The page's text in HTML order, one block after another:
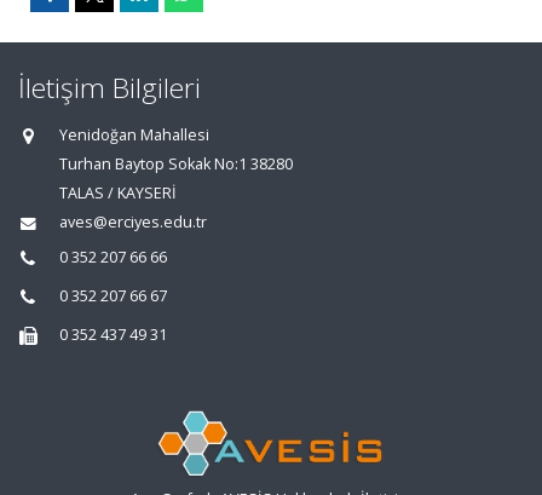
İletişim Bilgileri
Yenidoğan Mahallesi
Turhan Baytop Sokak No:1 38280
TALAS / KAYSERİ
aves@erciyes.edu.tr
0 352 207 66 66
0 352 207 66 67
0 352 437 49 31